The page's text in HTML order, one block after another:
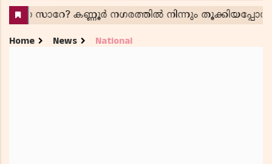
Home News National